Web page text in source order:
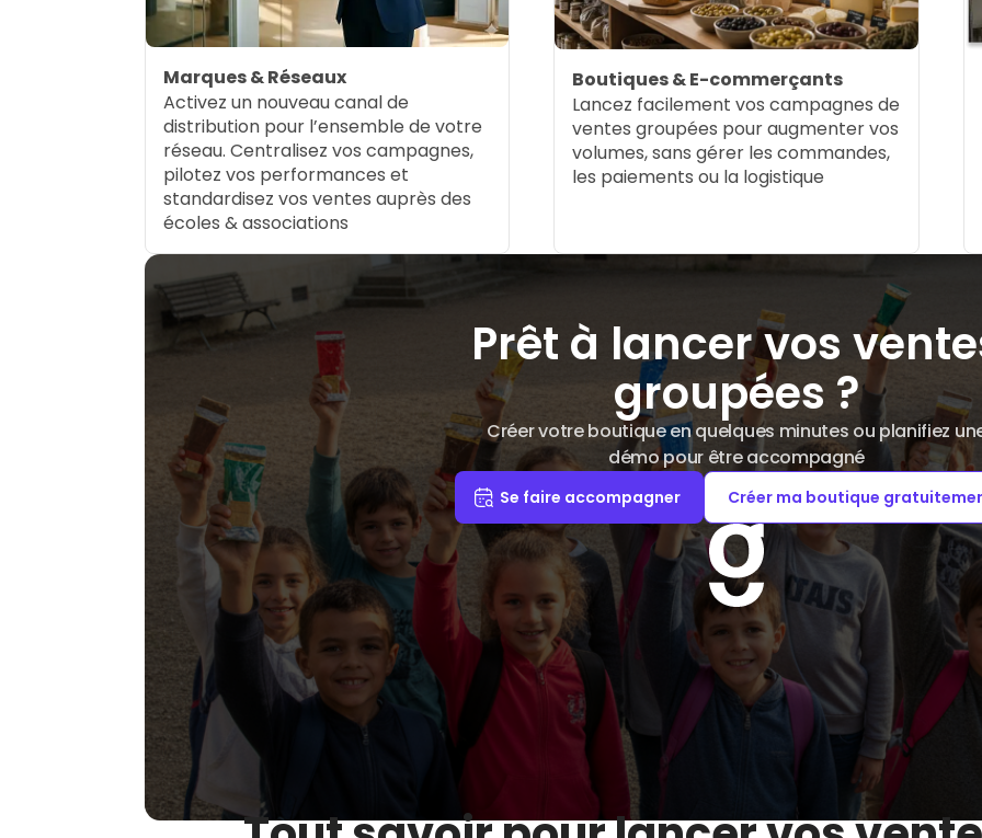
Marques & Réseaux
Activez un nouveau canal de
distribution pour l’ensemble de votre
réseau. Centralisez vos campagnes,
pilotez vos performances et
standardisez vos ventes auprès des
écoles & associations
Boutiques & E-commerçants
Lancez facilement vos campagnes de
ventes groupées pour augmenter vos
volumes, sans gérer les commandes,
les paiements ou la logistique
Prêt à lancer vos
groupées ?
Créer votre boutique en quelques minutes ou planifiez
démo pour être accompagné
Se faire accompagner Créer ma boutique